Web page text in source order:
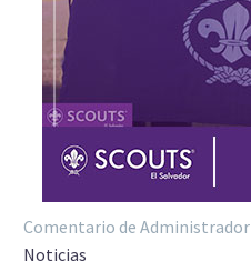
Comentario de Administrador
Noticias